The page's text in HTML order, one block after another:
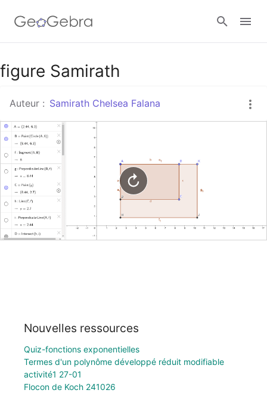
Google Classroom
Classe GeoGebra
figure Samirath
Auteur : Samirath Chelsea Falana
Nouvelles ressources
Quiz-fonctions exponentielles
Termes d'un polynôme développé réduit modifiable
activité1 27-01
Flocon de Koch 241026